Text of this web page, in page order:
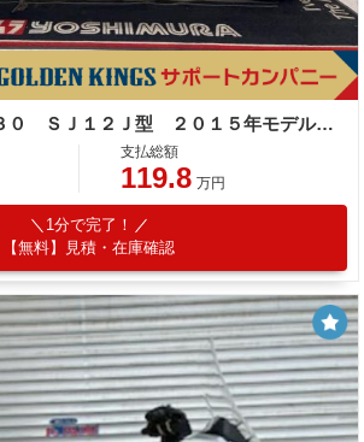
ヤマハ ＴＭＡＸ５３０ ＳＪ１２Ｊ型 ２０１５年モデル ＥＴＣ ブレンボ Ｒサスオーリンズ 駆動系マロッシ 社外ハンドル その他改造多数
支払総額
119.8 万円
1分で完了！
【無料】見積・在庫確認